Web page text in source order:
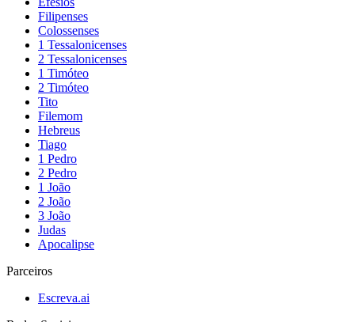
Filipenses
Colossenses
1 Tessalonicenses
2 Tessalonicenses
1 Timóteo
2 Timóteo
Tito
Filemom
Hebreus
Tiago
1 Pedro
2 Pedro
1 João
2 João
3 João
Judas
Apocalipse
Parceiros
Escreva.ai